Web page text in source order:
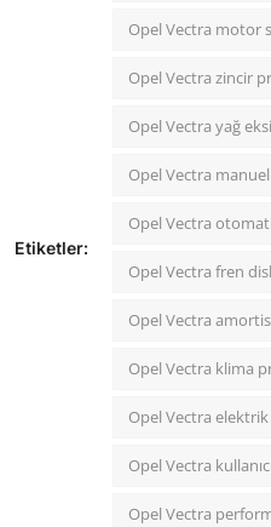
Etiketler:
Opel Vectra motor
Opel Vectra zincir
Opel Vectra yağ
Opel Vectra manuel
Opel Vectra
Opel Vectra fren
Opel Vectra
Opel Vectra klima
Opel Vectra elektrik
Opel Vectra
Opel Vectra